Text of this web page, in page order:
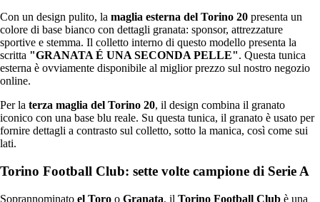
Con un design pulito, la maglia esterna del Torino 20 presenta un
colore di base bianco con dettagli granata: sponsor, attrezzature
sportive e stemma. Il colletto interno di questo modello presenta la
scritta "GRANATA É UNA SECONDA PELLE". Questa tunica
esterna è ovviamente disponibile al miglior prezzo sul nostro negozio
online.
Per la terza maglia del Torino 20, il design combina il granato
iconico con una base blu reale. Su questa tunica, il granato è usato per
fornire dettagli a contrasto sul colletto, sotto la manica, così come sui
lati.
Torino Football Club: sette volte campione di Serie A
Soprannominato el Toro o Granata, il Torino Football Club è una